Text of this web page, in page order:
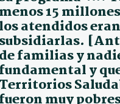
menos 15
los atendidos
subsidiarlas.
de familias y
fundamental y
Territorios
fueron muy